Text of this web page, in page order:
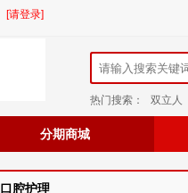
[请登录]
热门搜索： 双立人
分期商城
口腔护理